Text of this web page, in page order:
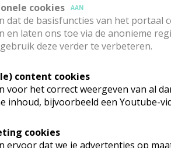
Welzijnszorg
cookies
AAN
dat de basisfuncties van het portaal
en laten ons toe via de anonieme
deze verder te verbeteren.
content cookies
voor het correct weergeven van al
inhoud, bijvoorbeeld een Youtube-
cookies
ervoor dat we je advertenties op